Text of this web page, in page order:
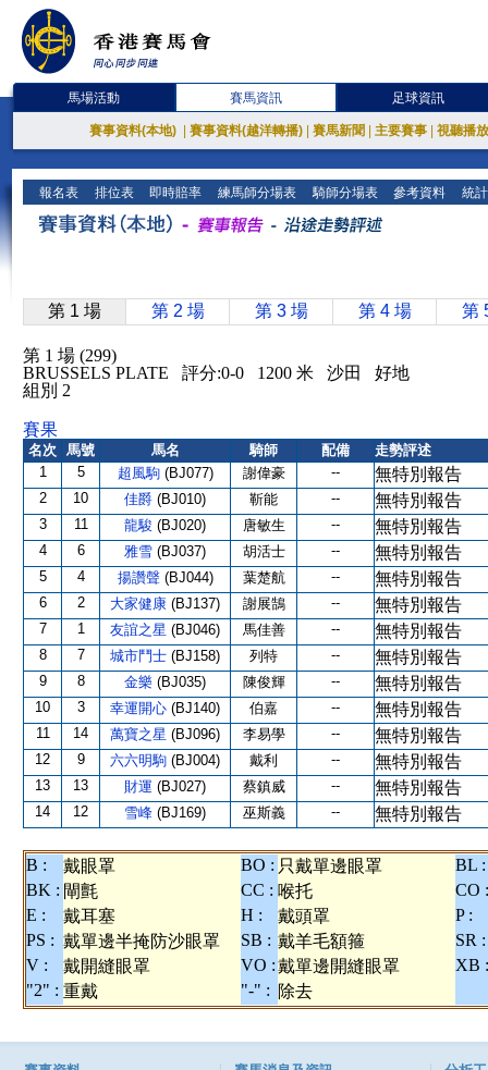
馬場活動 賽馬資訊 足球資訊
賽事資料(本地) 賽事資料(越洋轉播) 賽馬新聞 主要賽事 視聽播
報名表 排位表 即時賠率 練馬師分場表 騎師分場表 參考資料 統
第 1 場 第 2 場 第 3 場 第 4 場 第
第 1 場 (299)
BRUSSELS PLATE 評分:0-0 1200 米 沙田 好地
組別 2
賽果
名次 馬號 馬名 騎師 配備
走勢評述
1
5 超風駒 (BJ077) 謝偉豪 -- 無特別報告
2 10 佳爵 (BJ010) 靳能 -- 無特別報告
3 11 龍駿 (BJ020) 唐敏生 -- 無特別報告
4 6 雅雪 (BJ037) 胡活士 -- 無特別報告
5 4 揚讚聲 (BJ044) 葉楚航 -- 無特別報告
6 2 大家健康 (BJ137) 謝展鵠 -- 無特別報告
7 1 友誼之星 (BJ046) 馬佳善 -- 無特別報告
8 7 城市鬥士 (BJ158) 列特 -- 無特別報告
9 8 金樂 (BJ035) 陳俊輝 -- 無特別報告
10 3 幸運開心 (BJ140) 伯嘉 -- 無特別報告
11 14 萬寶之星 (BJ096) 李易學 -- 無特別報告
12 9 六六明駒 (BJ004) 戴利 -- 無特別報告
13 13 財運 (BJ027) 蔡鎮威 -- 無特別報告
14 12 雪峰 (BJ169) 巫斯義 -- 無特別報告
B : 戴眼罩 BO : 只戴單邊眼罩
BL :
BK : 閘氈 CC : 喉托
CO :
E :
戴耳塞 H : 戴頭罩
P :
PS : 戴單邊半掩防沙眼罩 SB : 戴羊毛額箍
SR :
V :
戴開縫眼罩 VO :戴單邊開縫眼罩
XB :
"2" : 重戴 "-" : 除去